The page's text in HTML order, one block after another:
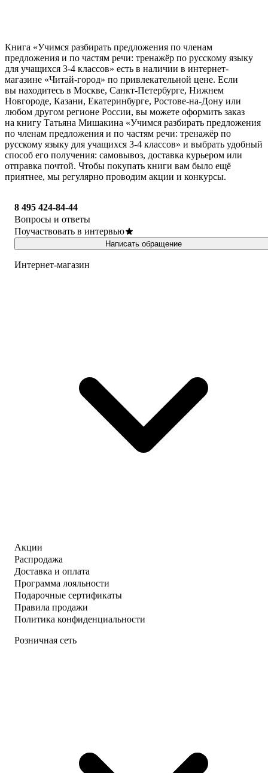
Книга «Учимся разбирать предложения по членам
предложения и по частям речи: тренажёр по русскому языку
для учащихся 3-4 классов» есть в наличии в интернет-
магазине «Читай-город» по привлекательной цене. Если
вы находитесь в Москве, Санкт-Петербурге, Нижнем
Новгороде, Казани, Екатеринбурге, Ростове-на-Дону или
любом другом регионе России, вы можете оформить заказ
на книгу Татьяна Мишакина «Учимся разбирать предложения
по членам предложения и по частям речи: тренажёр по
русскому языку для учащихся 3-4 классов» и выбрать удобный
способ его получения: самовывоз, доставка курьером или
отправка почтой. Чтобы покупать книги вам было ещё
приятнее, мы регулярно проводим акции и конкурсы.
8 495 424-84-44
Вопросы и ответы
Поучаствовать в интервью
Написать обращение
Интернет-магазин
Акции
Распродажа
Доставка и оплата
Программа лояльности
Подарочные сертификаты
Правила продажи
Политика конфиденциальности
Розничная сеть